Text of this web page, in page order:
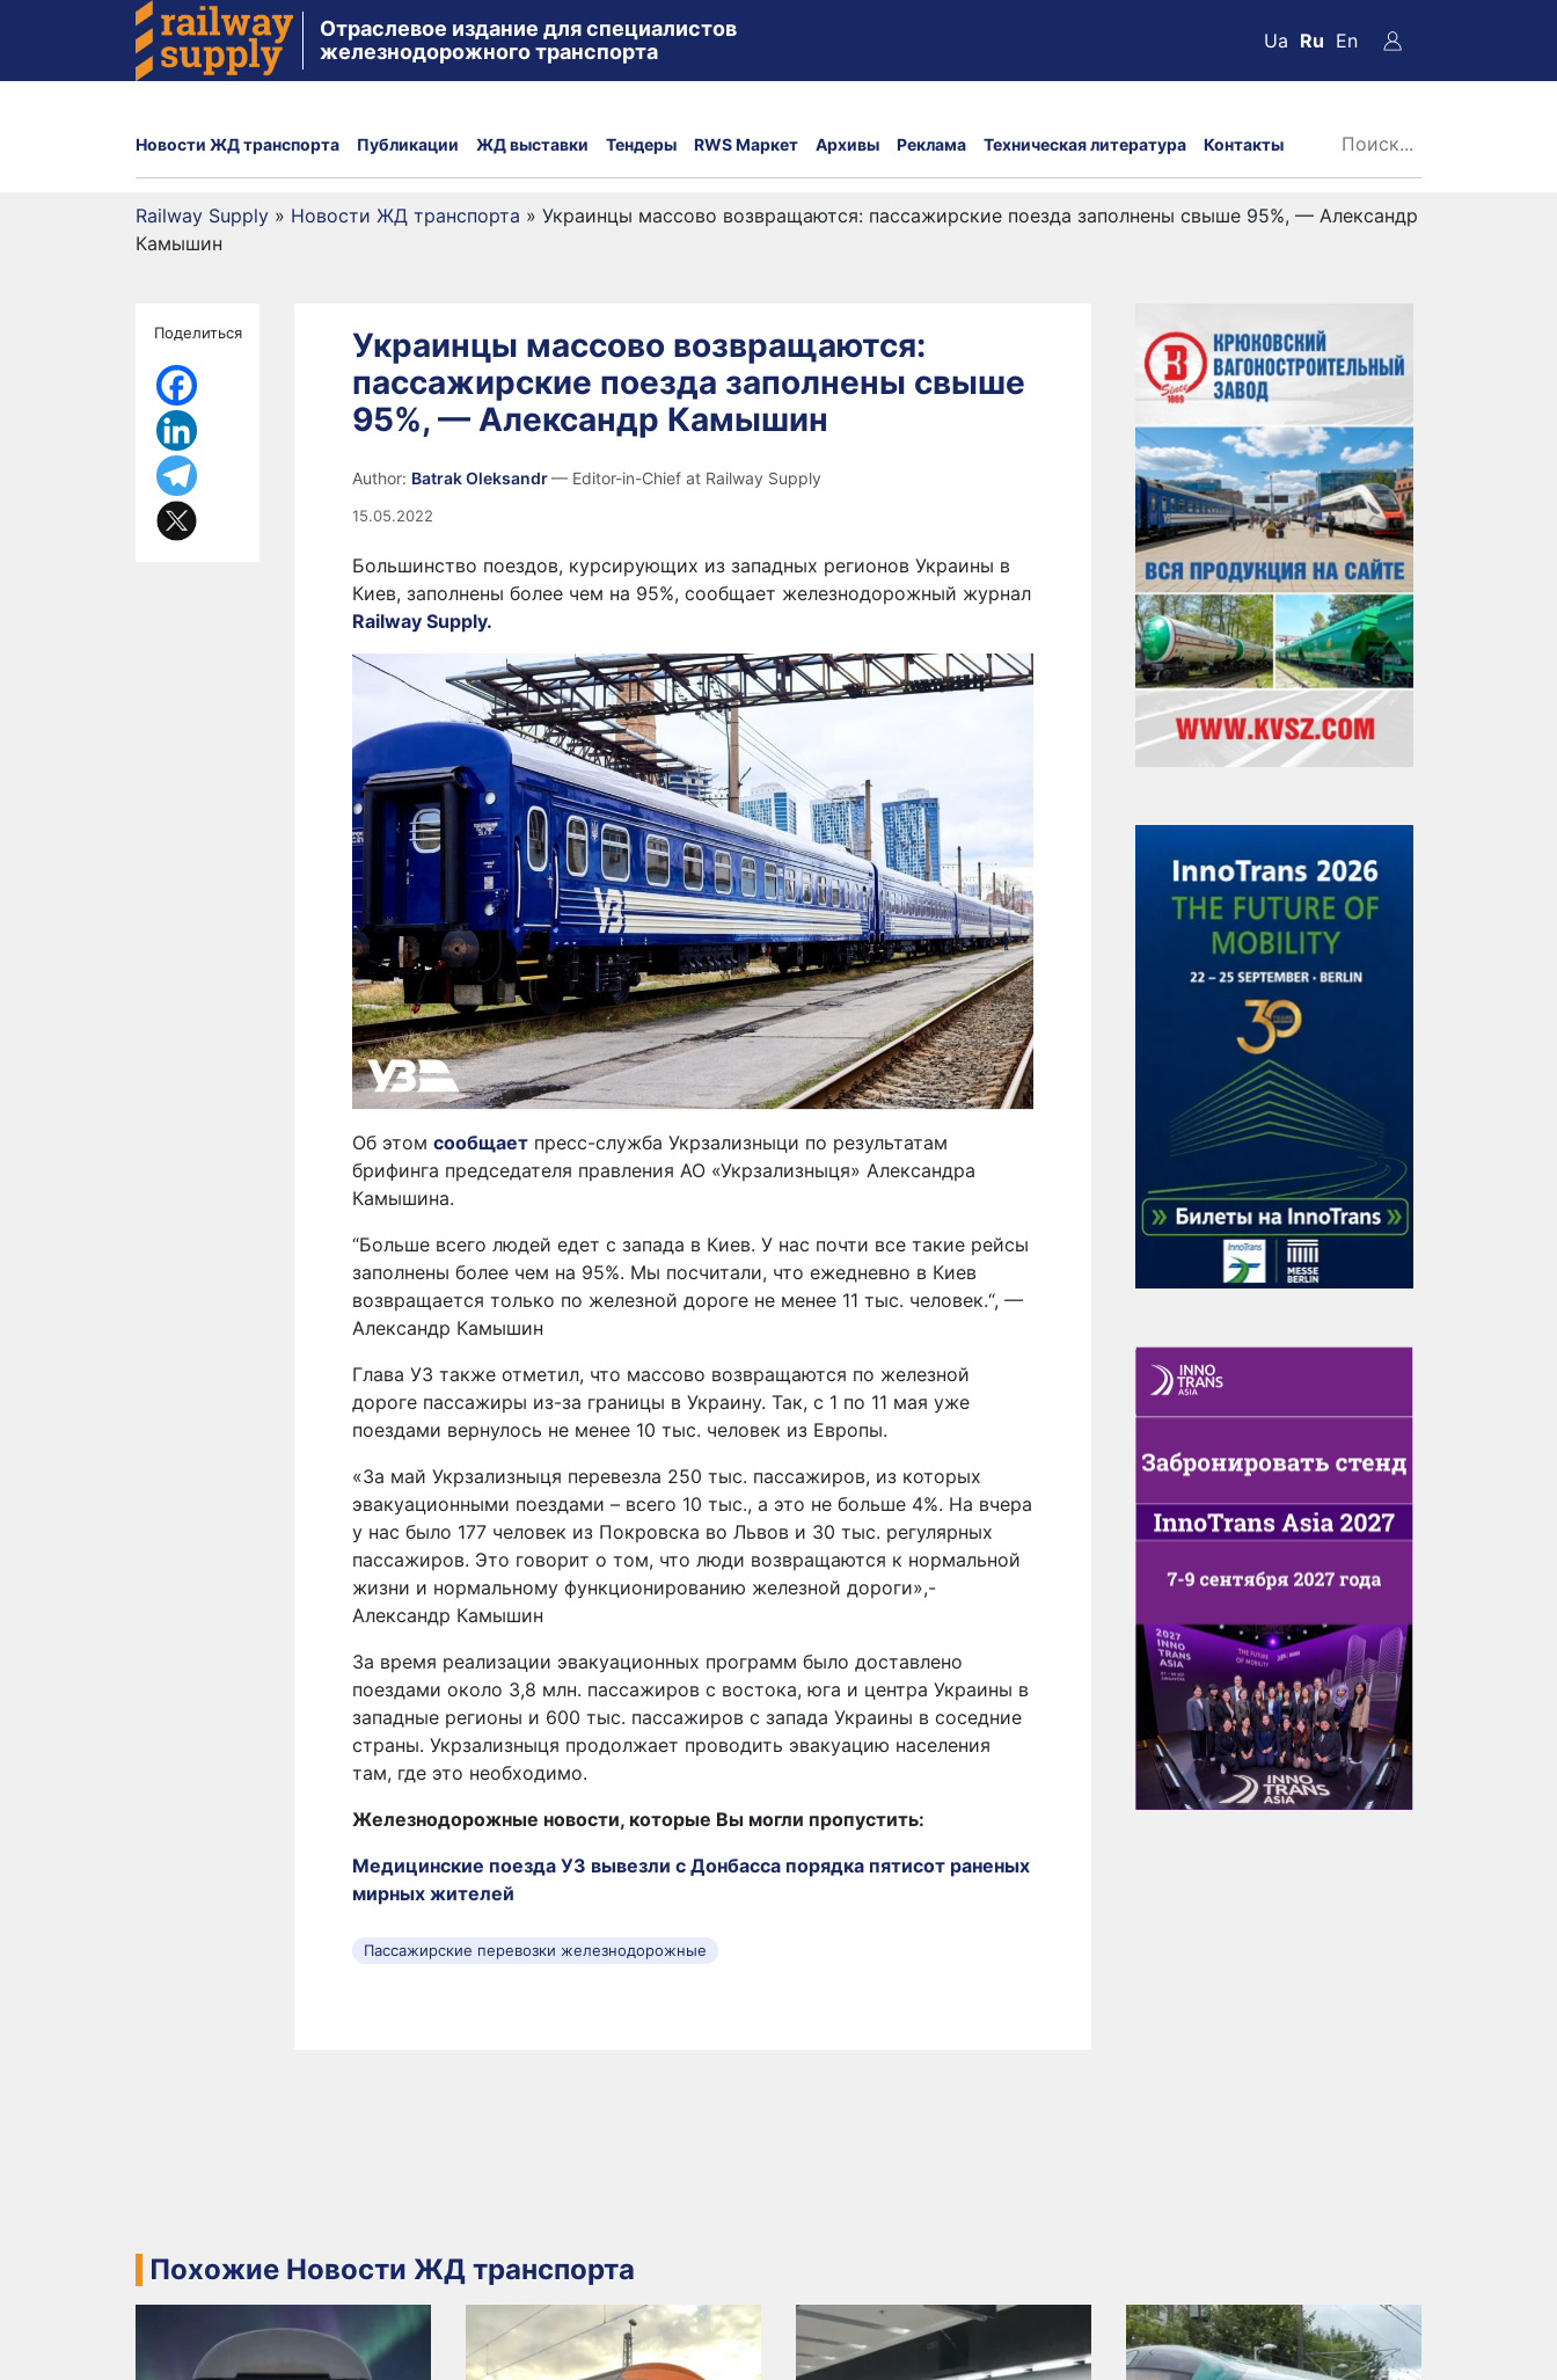
Отраслевое издание для специалистов
железнодорожного транспорта
Ua Ru En
Новости ЖД транспорта Публикации ЖД выставки Тендеры RWS Маркет Архивы Реклама Техническая литература Контакты
Railway Supply » Новости ЖД транспорта » Украинцы массово возвращаются: пассажирские поезда заполнены свыше 95%, — Александр
Камышин
Поделиться
Украинцы массово возвращаются:
пассажирские поезда заполнены свыше
95%, — Александр Камышин
Author: Batrak Oleksandr— Editor-in-Chief at Railway Supply
15.05.2022
Большинство поездов, курсирующих из западных регионов Украины в
Киев, заполнены более чем на 95%, сообщает железнодорожный журнал
Railway Supply.
Об этом сообщает пресс-служба Укрзализныци по результатам
брифинга председателя правления АО «Укрзализныця» Александра
Камышина.
“Больше всего людей едет с запада в Киев. У нас почти все такие рейсы
заполнены более чем на 95%. Мы посчитали, что ежедневно в Киев
возвращается только по железной дороге не менее 11 тыс. человек.“, —
Александр Камышин
Глава УЗ также отметил, что массово возвращаются по железной
дороге пассажиры из-за границы в Украину. Так, с 1 по 11 мая уже
поездами вернулось не менее 10 тыс. человек из Европы.
«За май Укрзализныця перевезла 250 тыс. пассажиров, из которых
эвакуационными поездами – всего 10 тыс., а это не больше 4%. На вчера
у нас было 177 человек из Покровска во Львов и 30 тыс. регулярных
пассажиров. Это говорит о том, что люди возвращаются к нормальной
жизни и нормальному функционированию железной дороги»,-
Александр Камышин
За время реализации эвакуационных программ было доставлено
поездами около 3,8 млн. пассажиров с востока, юга и центра Украины в
западные регионы и 600 тыс. пассажиров с запада Украины в соседние
страны. Укрзализныця продолжает проводить эвакуацию населения
там, где это необходимо.
Железнодорожные новости, которые Вы могли пропустить:
Медицинские поезда УЗ вывезли с Донбасса порядка пятисот раненых
мирных жителей
Пассажирские перевозки железнодорожные
Похожие Новости ЖД транспорта